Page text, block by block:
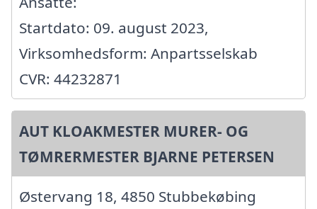
Startdato: 09. august 2023,
Virksomhedsform: Anpartsselskab
CVR: 44232871
AUT KLOAKMESTER MURER- OG
TØMRERMESTER BJARNE PETERSEN
Østervang 18, 4850 Stubbekøbing